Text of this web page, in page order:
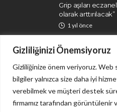
Gizliliğinizi Önemsiyoruz
Gizliliğinize önem veriyoruz. Web
bilgiler yalnızca size daha iyi
verebilmek ve müşteri destek
firmamız tarafından görüntülenir
Grip aşıları
olarak arttırılacak”
1 yıl önce